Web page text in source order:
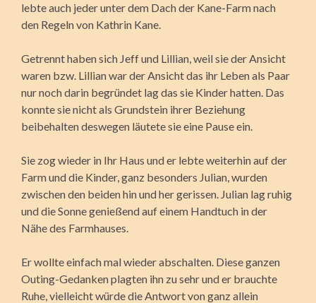
lebte auch jeder unter dem Dach der Kane-Farm nach
den Regeln von Kathrin Kane.
Getrennt haben sich Jeff und Lillian, weil sie der Ansicht
waren bzw. Lillian war der Ansicht das ihr Leben als Paar
nur noch darin begründet lag das sie Kinder hatten. Das
konnte sie nicht als Grundstein ihrer Beziehung
beibehalten deswegen läutete sie eine Pause ein.
Sie zog wieder in Ihr Haus und er lebte weiterhin auf der
Farm und die Kinder, ganz besonders Julian, wurden
zwischen den beiden hin und her gerissen. Julian lag ruhig
und die Sonne genießend auf einem Handtuch in der
Nähe des Farmhauses.
Er wollte einfach mal wieder abschalten. Diese ganzen
Outing-Gedanken plagten ihn zu sehr und er brauchte
Ruhe, vielleicht würde die Antwort von ganz allein